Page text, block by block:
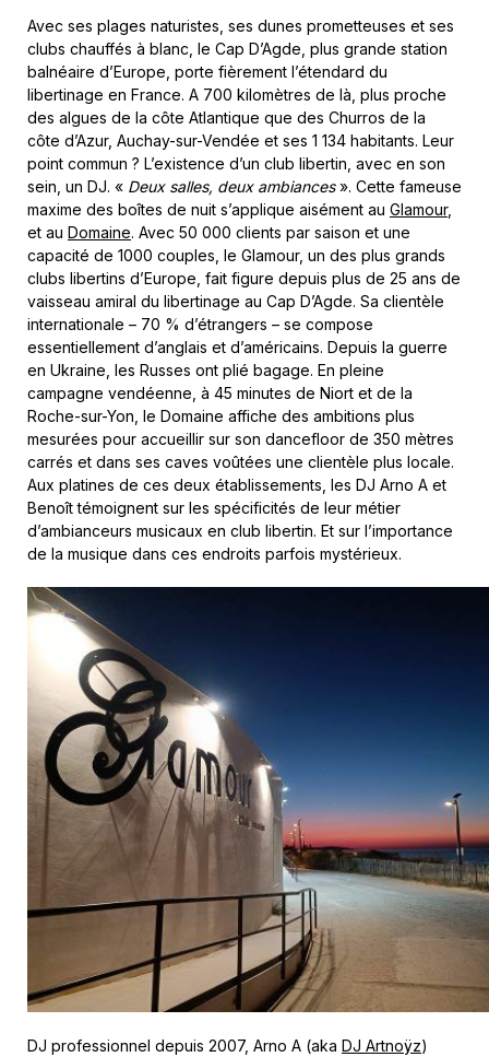
Avec ses plages naturistes, ses dunes prometteuses et ses
clubs chauffés à blanc, le Cap D’Agde, plus grande station
balnéaire d’Europe, porte fièrement l’étendard du
libertinage en France. A 700 kilomètres de là, plus proche
des algues de la côte Atlantique que des Churros de la
côte d’Azur, Auchay-sur-Vendée et ses 1 134 habitants. Leur
point commun ? L’existence d’un club libertin, avec en son
sein, un DJ. « Deux salles, deux ambiances». Cette fameuse
maxime des boîtes de nuit s’applique aisément au Glamour,
et au Domaine. Avec 50 000 clients par saison et une
capacité de 1000 couples, le Glamour, un des plus grands
clubs libertins d’Europe, fait figure depuis plus de 25 ans de
vaisseau amiral du libertinage au Cap D’Agde. Sa clientèle
internationale – 70 % d’étrangers – se compose
essentiellement d’anglais et d’américains. Depuis la guerre
en Ukraine, les Russes ont plié bagage. En pleine
campagne vendéenne, à 45 minutes de Niort et de la
Roche-sur-Yon, le Domaine affiche des ambitions plus
mesurées pour accueillir sur son dancefloor de 350 mètres
carrés et dans ses caves voûtées une clientèle plus locale.
Aux platines de ces deux établissements, les DJ Arno A et
Benoît témoignent sur les spécificités de leur métier
d’ambianceurs musicaux en club libertin. Et sur l’importance
de la musique dans ces endroits parfois mystérieux.
DJ professionnel depuis 2007, Arno A (aka DJ Artnoÿz)